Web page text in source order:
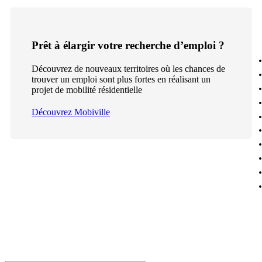
Prêt à élargir votre recherche d’emploi ?
Découvrez de nouveaux territoires où les chances de
trouver un emploi sont plus fortes en réalisant un
projet de mobilité résidentielle
Découvrez Mobiville